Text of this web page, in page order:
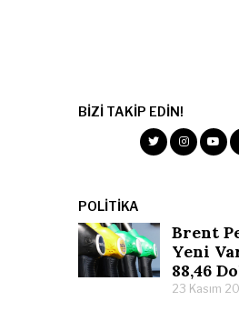
BIZI TAKIP EDIN!
POLITIKA
Brent
Yeni
88,46
23 Kasım